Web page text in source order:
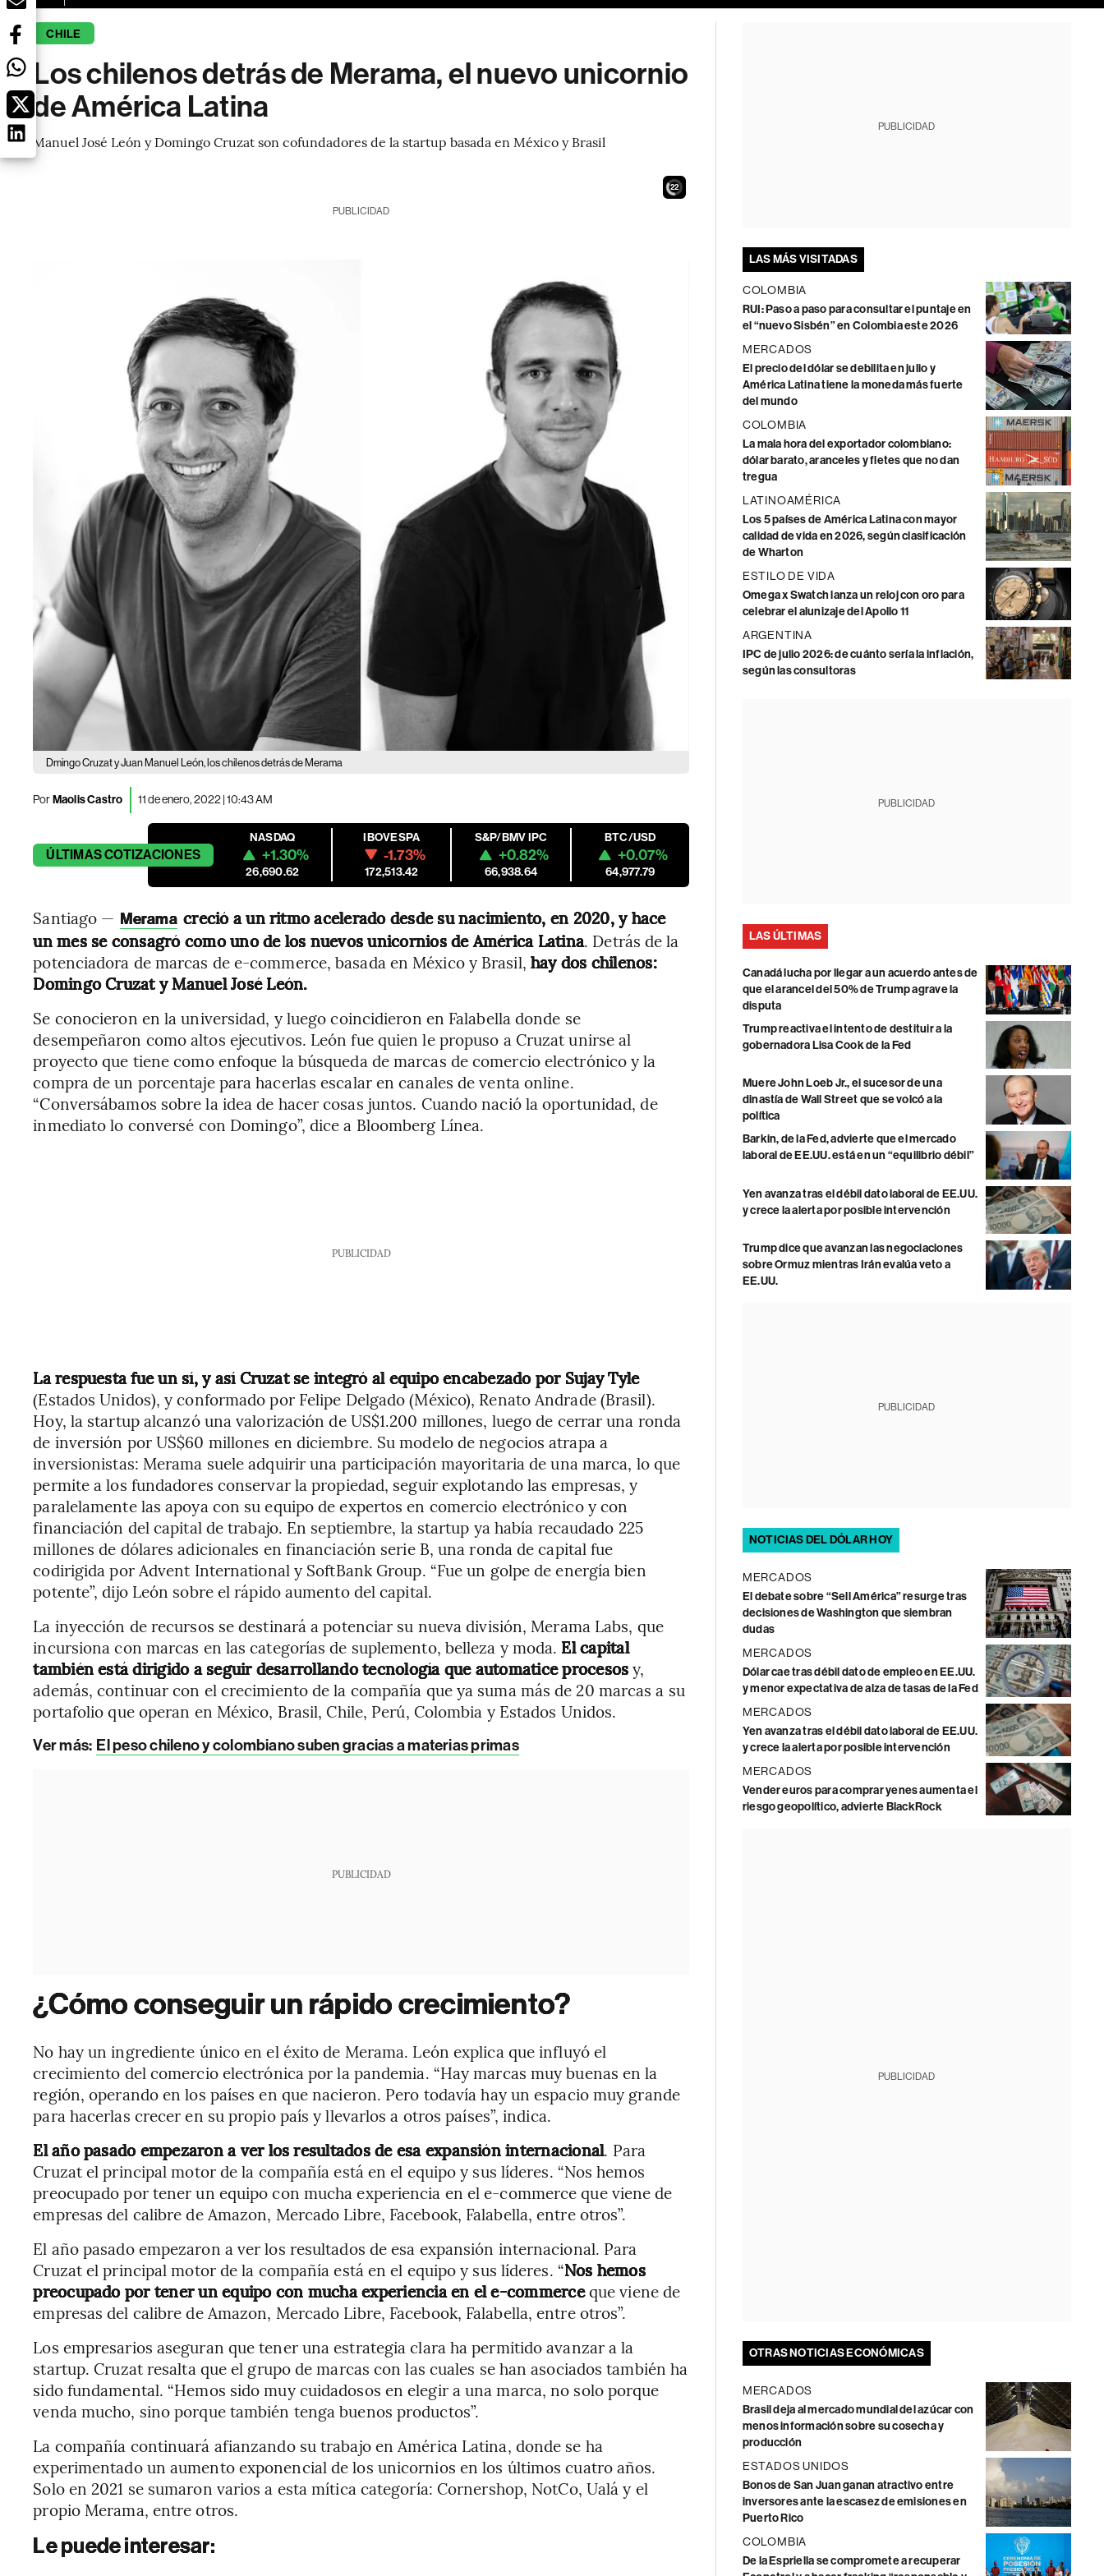
CHILE
Los chilenos detrás de Merama, el nuevo unicornio
de América Latina
Manuel José León y Domingo Cruzat son cofundadores de la startup basada en México y Brasil
21
PUBLICIDAD
Dmingo Cruzat y Juan Manuel León, los chilenos detrás de Merama
PorMaolis Castro 11 de enero, 2022 | 10:43 AM
ÚLTIMASCOTIZACIONES
NASDAQ
+1.30%
26,690.62
IBOVESPA
-1.73%
172,513.42
S&P/BMV IPC
+0.82%
66,938.64
BTC/USD
+0.07%
64,977.79
Santiago — Merama creció a un ritmo acelerado desde su nacimiento, en 2020, y hace
un mes se consagró como uno de los nuevos unicornios de América Latina. Detrás de la
potenciadora de marcas de e-commerce, basada en México y Brasil, hay dos chilenos:
Domingo Cruzat y Manuel José León.
Se conocieron en la universidad, y luego coincidieron en Falabella donde se
desempeñaron como altos ejecutivos. León fue quien le propuso a Cruzat unirse al
proyecto que tiene como enfoque la búsqueda de marcas de comercio electrónicoy la
compra de un porcentaje para hacerlas escalar en canales de venta online.
“Conversábamos sobre la idea de hacer cosas juntos. Cuando nació la oportunidad, de
inmediato lo conversé con Domingo”, dice a Bloomberg Línea.
PUBLICIDAD
La respuesta fue un sí, y así Cruzat se integró al equipo encabezado por Sujay Tyle
(Estados Unidos), y conformado por Felipe Delgado (México), Renato Andrade (Brasil).
Hoy, la startup alcanzó una valorización de US$1.200 millones, luego de cerrar una ronda
de inversión por US$60 millones en diciembre. Su modelo de negocios atrapa a
inversionistas: Merama suele adquirir una participación mayoritaria de una marca, lo que
permite a los fundadores conservar la propiedad, seguir explotando las empresas, y
paralelamente las apoya con su equipo de expertos en comercio electrónico y con
financiación del capital de trabajo. En septiembre, la startup ya había recaudado 225
millones de dólares adicionales en financiación serie B, una ronda de capital fue
codirigida por Advent International y SoftBank Group. “Fue un golpe de energía bien
potente”, dijo León sobre el rápido aumento del capital.
La inyección de recursos se destinará a potenciar su nueva división, Merama Labs, que
incursiona con marcas en las categorías de suplemento, belleza y moda. El capital
también está dirigido a seguir desarrollando tecnología que automatice procesosy,
además, continuar con el crecimiento de la compañía que ya suma más de 20 marcas a su
portafolio que operan en México, Brasil, Chile, Perú, Colombia y Estados Unidos.
Ver más: El peso chileno y colombiano suben gracias a materias primas
PUBLICIDAD
¿Cómo conseguir un rápido crecimiento?
No hay un ingrediente único en el éxito de Merama. León explica que influyó el
crecimiento del comercio electrónica por la pandemia. “Hay marcas muy buenas en la
región, operando en los países en que nacieron. Pero todavía hay un espacio muy grande
para hacerlas crecer en su propio país y llevarlos a otros países”, indica.
El año pasado empezaron a ver los resultados de esa expansión internacional. Para
Cruzat el principal motor de la compañía está en el equipo y sus líderes. “Nos hemos
preocupado por tener un equipo con mucha experiencia en el e-commerce que viene de
empresas del calibre de Amazon, Mercado Libre, Facebook, Falabella, entre otros”.
El año pasado empezaron a ver los resultados de esa expansión internacional. Para
Cruzat el principal motor de la compañía está en el equipo y sus líderes. “Nos hemos
preocupado por tener un equipo con mucha experiencia en el e-commerceque viene de
empresas del calibre de Amazon, Mercado Libre, Facebook, Falabella, entre otros”.
Los empresarios aseguran que tener una estrategia clara ha permitido avanzar a la
startup. Cruzat resalta que el grupo de marcas con las cuales se han asociados también ha
sido fundamental. “Hemos sido muy cuidadosos en elegir a una marca, no solo porque
venda mucho, sino porque también tenga buenos productos”.
La compañía continuará afianzando su trabajo en América Latina, donde se ha
experimentado un aumento exponencial de los unicornios en los últimos cuatro años.
Solo en 2021 se sumaron varios a esta mítica categoría: Cornershop, NotCo, Ualá y el
propio Merama, entre otros.
Le puede interesar:
PUBLICIDAD
LAS MÁS VISITADAS
COLOMBIA
RUI: Paso a paso para consultar el puntaje en
el “nuevo Sisbén” en Colombia este 2026
MERCADOS
El precio del dólar se debilita en julio y
América Latina tiene la moneda más fuerte
del mundo
COLOMBIA
La mala hora del exportador colombiano:
dólar barato, aranceles y fletes que no dan
tregua
LATINOAMÉRICA
Los 5 países de América Latina con mayor
calidad de vida en 2026, según clasificación
de Wharton
ESTILO DE VIDA
Omega x Swatch lanza un reloj con oro para
celebrar el alunizaje del Apollo 11
ARGENTINA
IPC de julio 2026: de cuánto sería la inflación,
según las consultoras
PUBLICIDAD
LAS ÚLTIMAS
Canadá lucha por llegar a un acuerdo antes de
que el arancel del 50% de Trump agrave la
disputa
Trump reactiva el intento de destituir a la
gobernadora Lisa Cook de la Fed
Muere John Loeb Jr., el sucesor de una
dinastía de Wall Street que se volcó a la
política
Barkin, de la Fed, advierte que el mercado
laboral de EE.UU. está en un “equilibrio débil”
Yen avanza tras el débil dato laboral de EE.UU.
y crece la alerta por posible intervención
Trump dice que avanzan las negociaciones
sobre Ormuz mientras Irán evalúa veto a
EE.UU.
PUBLICIDAD
NOTICIAS DEL DÓLAR HOY
MERCADOS
El debate sobre “Sell América” resurge tras
decisiones de Washington que siembran
dudas
MERCADOS
Dólar cae tras débil dato de empleo en EE.UU.
y menor expectativa de alza de tasas de la Fed
MERCADOS
Yen avanza tras el débil dato laboral de EE.UU.
y crece la alerta por posible intervención
MERCADOS
Vender euros para comprar yenes aumenta el
riesgo geopolítico, advierte BlackRock
PUBLICIDAD
OTRAS NOTICIAS ECONÓMICAS
MERCADOS
Brasil deja al mercado mundial del azúcar con
menos información sobre su cosecha y
producción
ESTADOS UNIDOS
Bonos de San Juan ganan atractivo entre
inversores ante la escasez de emisiones en
Puerto Rico
COLOMBIA
De la Espriella se compromete a recuperar